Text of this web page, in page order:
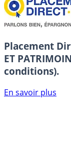
Placement
ET
conditions).
En savoir plus